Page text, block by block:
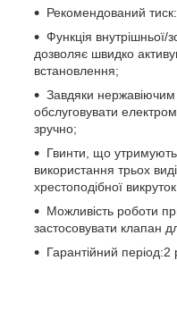
Рекомендований
Функція внутрішньої/
дозволяє швидко
встановлення;
Завдяки
обслуговувати
зручно;
Гвинти, що
використання трьох
хрестоподібної
Можливість роботи
застосовувати клапан
Гарантійний період:2